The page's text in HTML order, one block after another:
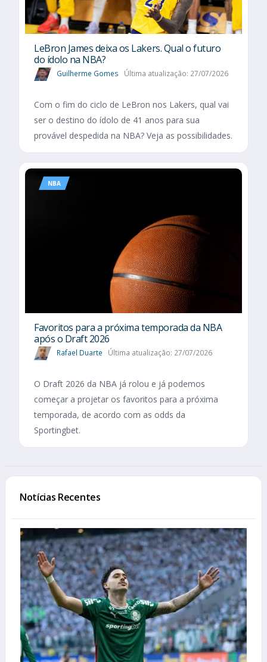
LeBron James deixa os Lakers. Qual o futuro
do ídolo na NBA?
Guilherme Gomes Última atualização: 27/07/2026
Com o fim do ciclo de LeBron nos Lakers, qual vai
ser o destino do ídolo de 41 anos para sua
provável despedida na NBA? Veja as possibilidades.
NBA
Favoritos para a próxima temporada da NBA
após o Draft 2026
Rafael Duarte Última atualização: 27/07/2026
O Draft 2026 da NBA já rolou e já podemos
começar a projetar os favoritos para a próxima
temporada, de acordo com as odds da
Sportingbet.
Notícias Recentes